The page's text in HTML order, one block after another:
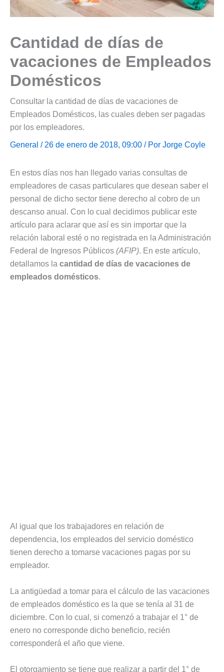
Cantidad de días de
vacaciones de Empleados
Domésticos
Consultar la cantidad de días de vacaciones de
Empleados Domésticos, las cuales deben ser pagadas
por los empleadores.
General / 26 de enero de 2018, 09:00 / Por Jorge Coyle
En estos días nos han llegado varias consultas de
empleadores de casas particulares que desean saber el
personal de dicho sector tiene derecho al cobro de un
descanso anual. Con lo cual decidimos publicar este
artículo para aclarar que así es sin importar que la
relación laboral esté o no registrada en la Administración
Federal de Ingresos Públicos (AFIP). En este artículo,
detallamos la cantidad de días de vacaciones de
empleados domésticos.
Al igual que los trabajadores en relación de
dependencia, los empleados del servicio doméstico
tienen derecho a tomarse vacaciones pagas por su
empleador.
La antigüedad a tomar para el cálculo de las vacaciones
de empleados doméstico es la que se tenía al 31 de
diciembre. Con lo cual, si comenzó a trabajar el 1° de
enero no corresponde dicho beneficio, recién
corresponderá el año que viene.
El otorgamiento se tiene que realizar a partir del 1° de